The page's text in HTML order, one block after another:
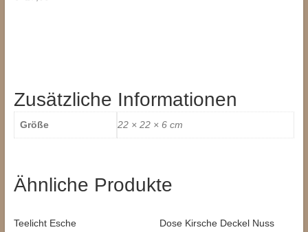
Zusätzliche Informationen
Größe 22 × 22 × 6 cm
Ähnliche Produkte
Teelicht Esche Dose Kirsche Deckel Nuss